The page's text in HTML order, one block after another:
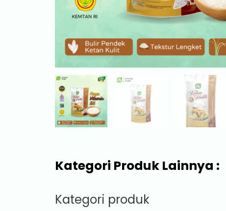
Kategori Produk Lainnya :
Kategori produk